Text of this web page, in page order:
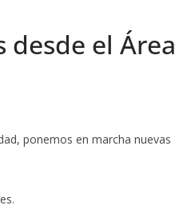
desde el Área
ponemos en marcha nuevas